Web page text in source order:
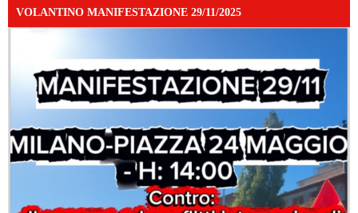
VOLANTINO MANIFESTAZIONE 29/11/2025